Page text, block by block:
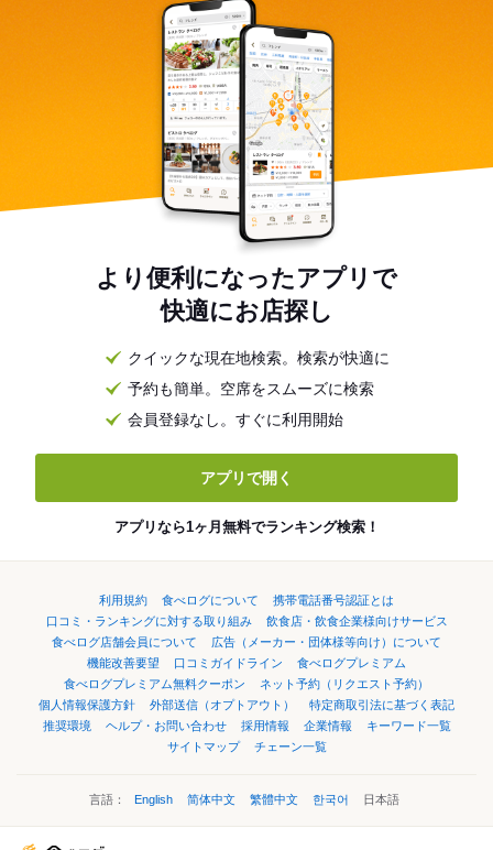
より便利になったアプリで
快適にお店探し
クイックな現在地検索。検索が快適に
予約も簡単。空席をスムーズに検索
会員登録なし。すぐに利用開始
アプリで開く
アプリなら1ヶ月無料でランキング検索！
利用規約 食べログについて
携帯電話番号認証とは
口コミ・ランキングに対する取り組み
飲食店・飲食企業様向けサービス
食べログ店舗会員について
広告（メーカー・団体様等向け）について
機能改善要望
口コミガイドライン
食べログプレミアム
食べログプレミアム無料クーポン
ネット予約（リクエスト予約）
個人情報保護方針
外部送信（オプトアウト）
特定商取引法に基づく表記
推奨環境
ヘルプ・お問い合わせ 採用情報 企業情報
キーワード一覧
サイトマップ
チェーン一覧
言語： English 简体中文 繁體中文 한국어 日本語